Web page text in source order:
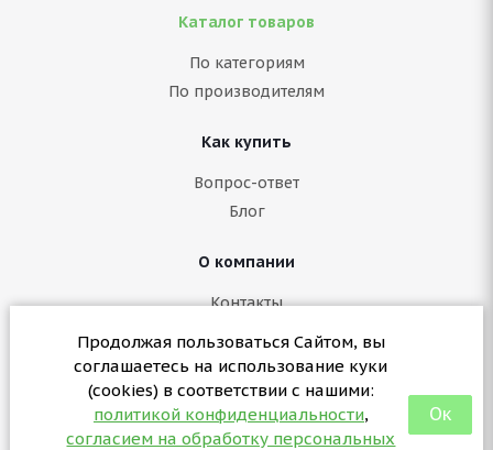
Продолжая пользоваться Сайтом, вы
соглашаетесь на использование куки
(cookies) в соответствии с нашими:
политикой конфиденциальности,
согласием на обработку персональных
Ок
Каталог товаров
По категориям
По производителям
Как купить
Вопрос-ответ
Блог
О компании
Контакты
Политика конфиденциальности
Согласие на обработку персональных данных
Политика в отношении куки (cookies)
+7 (3412) 57-07-29